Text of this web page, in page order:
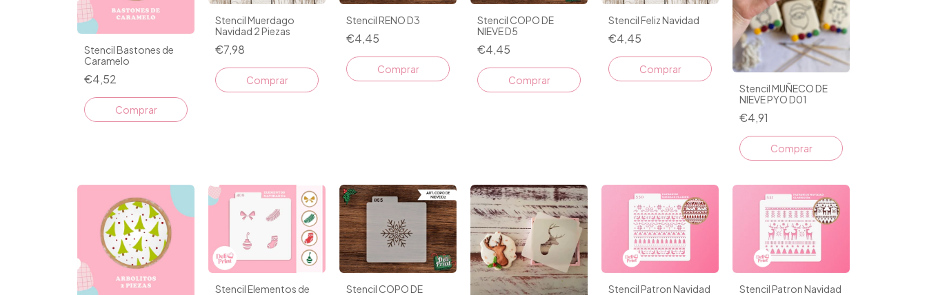
Stencil Bastones de
Caramelo
€4,52
Stencil Muerdago
Navidad 2 Piezas
€7,98
Stencil RENO D3
€4,45
Stencil COPO DE
NIEVE D5
€4,45
Stencil Feliz Navidad
€4,45
Stencil MUÑECO DE
NIEVE PYO D01
€4,91
Comprar
Stencil Elementos de
Stencil COPO DE
Stencil Patron Navidad
Stencil Patron Navidad